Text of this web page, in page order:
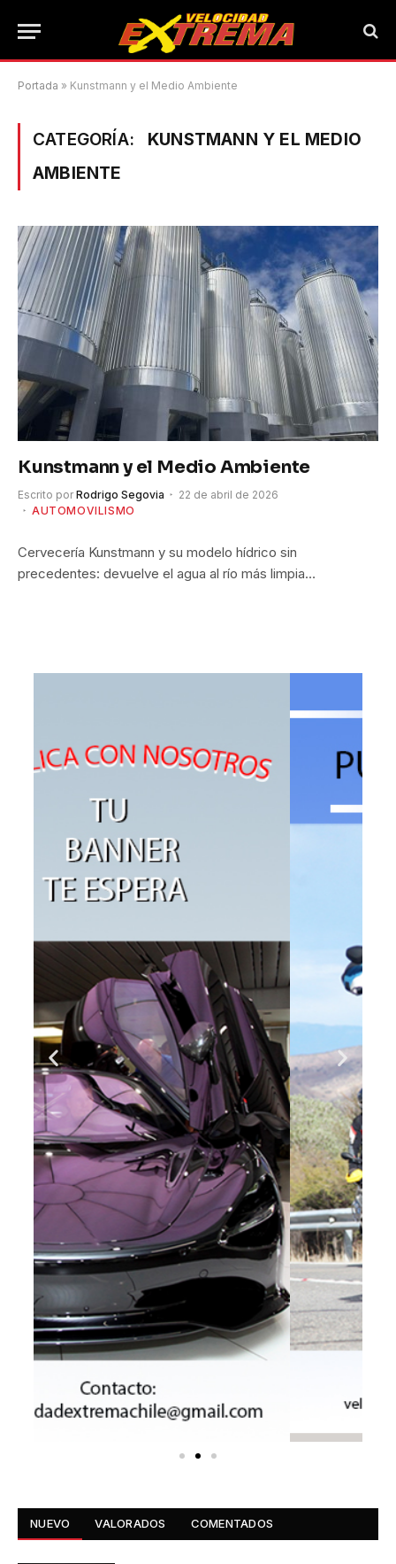
Portada » Kunstmann y el Medio Ambiente
CATEGORÍA:
KUNSTMANN Y EL MEDIO
AMBIENTE
Kunstmann y el Medio Ambiente
Escrito por Rodrigo Segovia
22 de abril de 2026
AUTOMOVILISMO
Cervecería Kunstmann y su modelo hídrico sin
precedentes: devuelve el agua al río más limpia…
NUEVO VALORADOS COMENTADOS